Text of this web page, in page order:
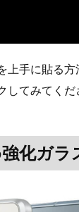
上手に貼る
してみてくだ
化ガラ